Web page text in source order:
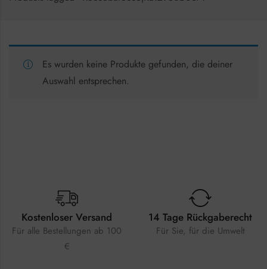
Es wurden keine Produkte gefunden, die deiner
Auswahl entsprechen.
Kostenloser Versand
Für alle Bestellungen ab 100
€
14 Tage Rückgaberecht
Für Sie, für die Umwelt